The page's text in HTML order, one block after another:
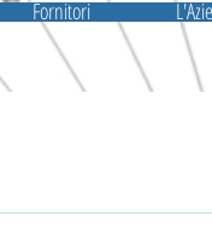
Fornitori